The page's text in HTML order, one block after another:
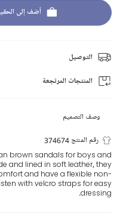
أضف إلى
التوصيل
المنتجات المرتجعة
وصف التصميم
رقم المنتج 374674
brown sandals for boys and
and lined in soft leather, they
and have a flexible non-
with velcro straps for easy
dressing.